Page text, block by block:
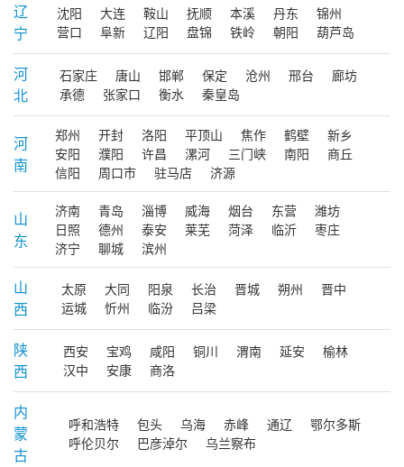
辽
宁
沈阳 大连 鞍山 抚顺 本溪 丹东
锦州
营口
阜新 辽阳 盘锦 铁岭 朝阳 葫芦岛
河
北
石家庄 唐山 邯郸 保定 沧州 邢台
廊坊
承德
张家口 衡水 秦皇岛
河
南
郑州 开封 洛阳 平顶山 焦作 鹤壁
新乡
安阳
濮阳 许昌 漯河 三门峡 南阳
商丘
信阳
周口市 驻马店 济源
山
东
济南 青岛 淄博 威海 烟台 东营
潍坊
日照
德州 泰安 莱芜 菏泽 临沂
枣庄
济宁
聊城 滨州
山
西
太原 大同 阳泉 长治 晋城 朔州
晋中
运城
忻州 临汾 吕梁
陕
西
西安 宝鸡 咸阳 铜川 渭南 延安
榆林
汉中
安康 商洛
内
蒙
古
呼和浩特 包头 乌海 赤峰 通辽
鄂尔多斯
呼伦贝尔
巴彦淖尔 乌兰察布